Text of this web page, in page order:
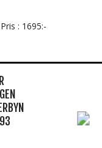
: 1695:-